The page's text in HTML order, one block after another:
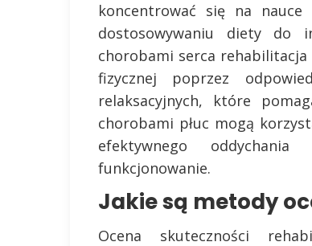
koncentrować się na
dostosowywaniu diety do
chorobami serca
fizycznej poprzez
relaksacyjnych, które
chorobami płuc mogą
efektywnego
funkcjonowanie.
Jakie są metody
Ocena skuteczności